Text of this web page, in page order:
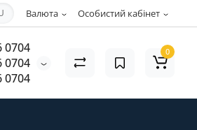
Особистий кабінет
Валюта
0704
0704
0704
0